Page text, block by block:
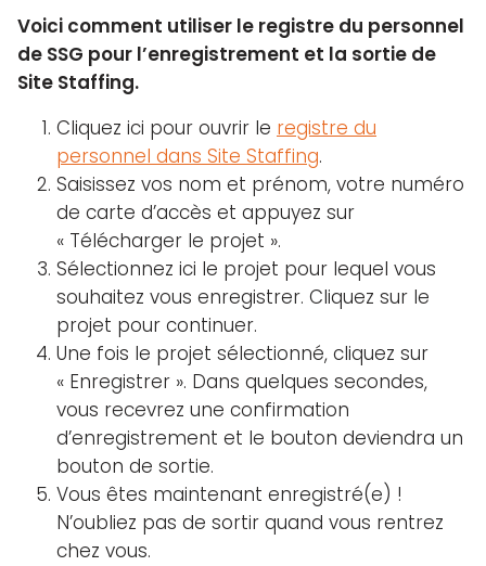
Voici comment utiliser le registre du personnel
de SSG pour l’enregistrement et la sortie de
Site Staffing.
Cliquez ici pour ouvrir le registre du
personnel dans Site Staffing.
Saisissez vos nom et prénom, votre numéro
de carte d’accès et appuyez sur
« Télécharger le projet ».
Sélectionnez ici le projet pour lequel vous
souhaitez vous enregistrer. Cliquez sur le
projet pour continuer.
Une fois le projet sélectionné, cliquez sur
« Enregistrer ». Dans quelques secondes,
vous recevrez une confirmation
d’enregistrement et le bouton deviendra un
bouton de sortie.
Vous êtes maintenant enregistré(e) !
N’oubliez pas de sortir quand vous rentrez
chez vous.